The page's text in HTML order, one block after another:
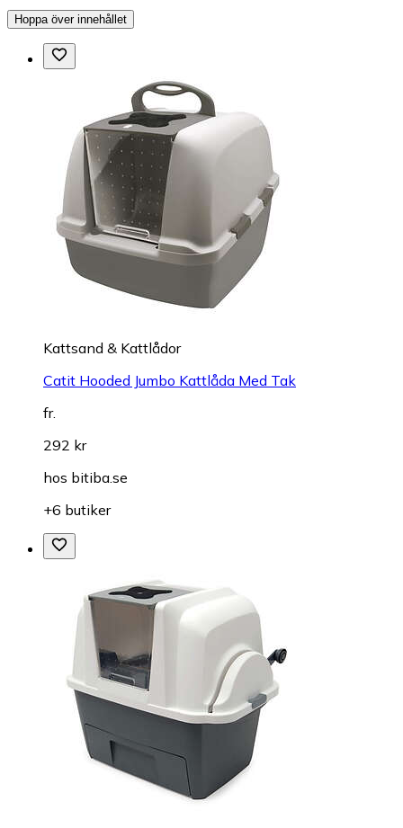
Hoppa över innehållet
Kattsand & Kattlådor
Catit Hooded Jumbo Kattlåda Med Tak
fr.
292 kr
hos bitiba.se
+6 butiker